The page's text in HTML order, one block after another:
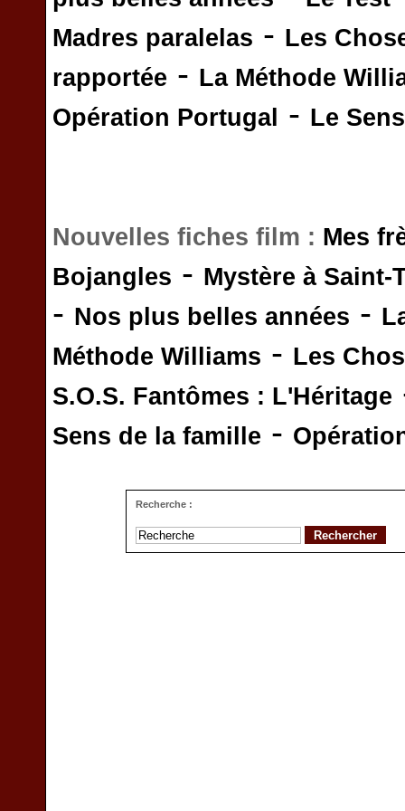
Madres paralelas - Les
rapportée - La Méthode
Opération Portugal
- Le
Nouvelles fiches film : Mes
Bojangles - Mystère à Saint-
- Nos plus belles années -
Méthode Williams - Les
S.O.S. Fantômes : L'Héritage
Sens de la famille -
Recherche :